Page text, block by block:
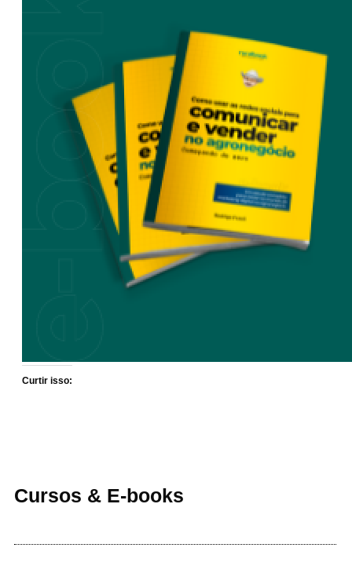
Curtir isso:
Cursos & E-books